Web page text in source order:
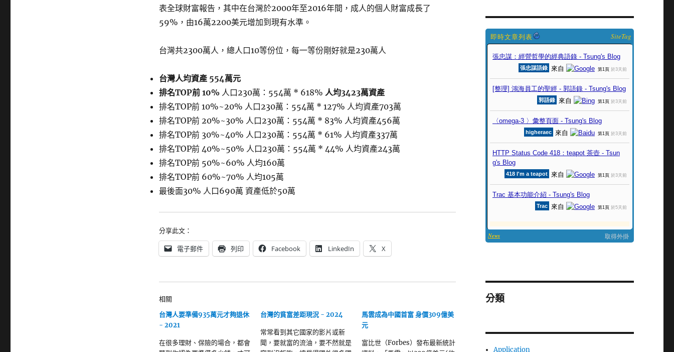
表全球財富報告，其中在台灣於2000年至2016年間，成人的個人財富成長了
59%，由16萬2200美元增加到現有水準。
台灣共2300萬人，總人口10等份位，每一等份剛好就是230萬人
台灣人均資產 554萬元
排名TOP前 10%人口230萬：554萬 * 618% 人均3423萬資產
排名TOP前 10%~20% 人口230萬：554萬 * 127% 人均資產703萬
排名TOP前 20%~30% 人口230萬：554萬 * 83% 人均資產456萬
排名TOP前 30%~40% 人口230萬：554萬 * 61% 人均資產337萬
排名TOP前 40%~50% 人口230萬：554萬 * 44% 人均資產243萬
排名TOP前 50%~60% 人均160萬
排名TOP前 60%~70% 人均105萬
最後面30% 人口690萬 資產低於50萬
分享此文：
電子郵件 列印 Facebook LinkedIn X
相關
台灣人要準備935萬元才夠退休
- 2021
在很多理財、保險的場合，都會
台灣的貧富差距現況 - 2024
常常看到其它國家的影片或新
聞，要就富的流油，要不然就是
馬雲成為中國首富 身價309億美
元
富比世（Forbes）發布最新統計
SiteTag
分類
Application